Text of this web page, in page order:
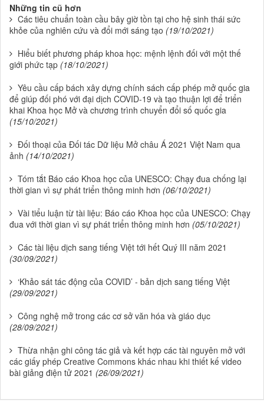
Những tin cũ hơn
Các tiêu chuẩn toàn cầu bây giờ tồn tại cho hệ sinh thái sức
khỏe của nghiên cứu và đổi mới sáng tạo (19/10/2021)
Hiểu biết phương pháp khoa học: mệnh lệnh đối với một thế
giới phức tạp (18/10/2021)
Yêu cầu cấp bách xây dựng chính sách cấp phép mở quốc gia
để giúp đối phó với đại dịch COVID-19 và tạo thuận lợi để triển
khai Khoa học Mở và chương trình chuyển đổi số quốc gia
(15/10/2021)
Đối thoại của Đối tác Dữ liệu Mở châu Á 2021 Việt Nam qua
ảnh (14/10/2021)
Tóm tắt Báo cáo Khoa học của UNESCO: Chạy đua chống lại
thời gian vì sự phát triển thông minh hơn (06/10/2021)
Vài tiểu luận từ tài liệu: Báo cáo Khoa học của UNESCO: Chạy
đua với thời gian vì sự phát triển thông minh hơn (05/10/2021)
Các tài liệu dịch sang tiếng Việt tới hết Quý III năm 2021
(30/09/2021)
‘Khảo sát tác động của COVID’ - bản dịch sang tiếng Việt
(29/09/2021)
Công nghệ mở trong các cơ sở văn hóa và giáo dục
(28/09/2021)
Thừa nhận ghi công tác giả và kết hợp các tài nguyên mở với
các giấy phép Creative Commons khác nhau khi thiết kế video
bài giảng điện tử 2021 (26/09/2021)